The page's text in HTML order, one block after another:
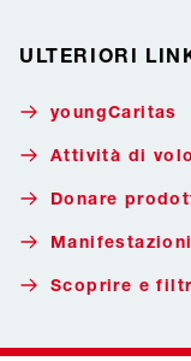
ULTERIORI
youngCaritas
Attività di
Donare
Manifestazioni
Scoprire e